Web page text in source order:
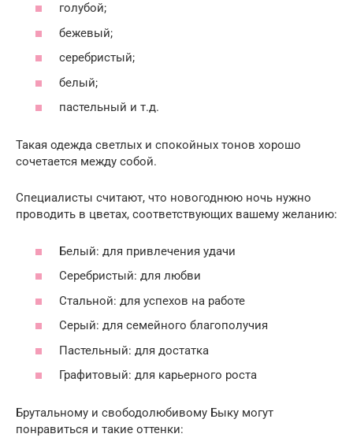
голубой;
бежевый;
серебристый;
белый;
пастельный и т.д.
Такая одежда светлых и спокойных тонов хорошо
сочетается между собой.
Специалисты считают, что новогоднюю ночь нужно
проводить в цветах, соответствующих вашему желанию:
Белый: для привлечения удачи
Серебристый: для любви
Стальной: для успехов на работе
Серый: для семейного благополучия
Пастельный: для достатка
Графитовый: для карьерного роста
Брутальному и свободолюбивому Быку могут
понравиться и такие оттенки: